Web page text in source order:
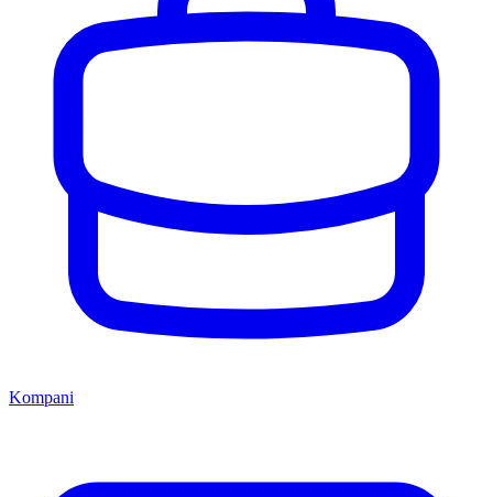
Kompani